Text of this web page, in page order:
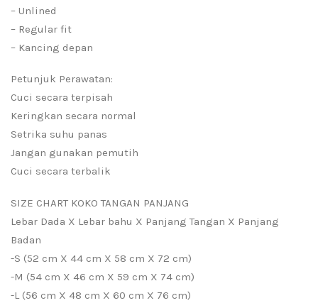
– Unlined
– Regular fit
– Kancing depan
Petunjuk Perawatan:
Cuci secara terpisah
Keringkan secara normal
Setrika suhu panas
Jangan gunakan pemutih
Cuci secara terbalik
SIZE CHART KOKO TANGAN PANJANG
Lebar Dada X Lebar bahu X Panjang Tangan X Panjang
Badan
-S (52 cm X 44 cm X 58 cm X 72 cm)
-M (54 cm X 46 cm X 59 cm X 74 cm)
-L (56 cm X 48 cm X 60 cm X 76 cm)